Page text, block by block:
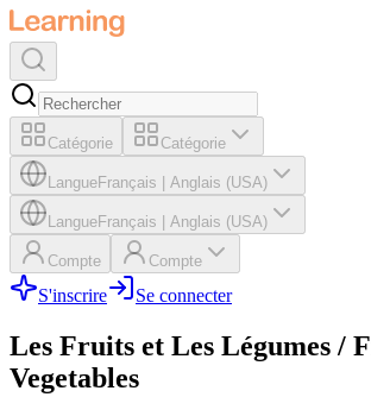
Catégorie Catégorie
LangueFrançais Anglais (USA)
LangueFrançais Anglais (USA)
Compte Compte
S'inscrire Se connecter
Les Fruits et Les Légumes /
Vegetables